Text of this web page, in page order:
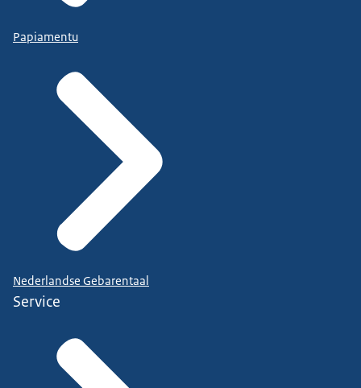
Papiamentu
Nederlandse Gebarentaal
Service